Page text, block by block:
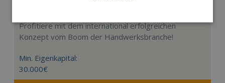
Profitiere mit dem international erfolgreichen
Konzept vom Boom der Handwerksbranche!
Min. Eigenkapital:
30.000€